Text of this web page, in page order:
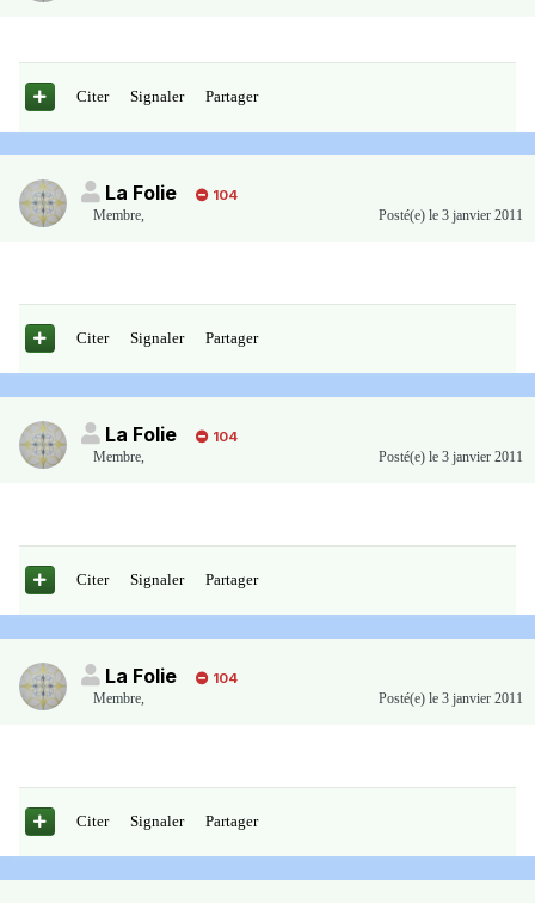
Citer Signaler Partager
La Folie
104
Membre, Posté(e) le 3 janvier 2011
Citer Signaler Partager
La Folie
104
Membre, Posté(e) le 3 janvier 2011
Citer Signaler Partager
La Folie
104
Membre, Posté(e) le 3 janvier 2011
Citer Signaler Partager